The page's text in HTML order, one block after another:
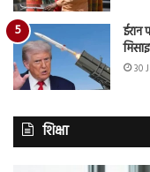
30
शिक्षा